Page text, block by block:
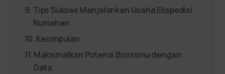
Tips Sukses Menjalankan Usaha Ekspedisi
Rumahan
Kesimpulan
Maksimalkan Potensi Bisnismu dengan
Data